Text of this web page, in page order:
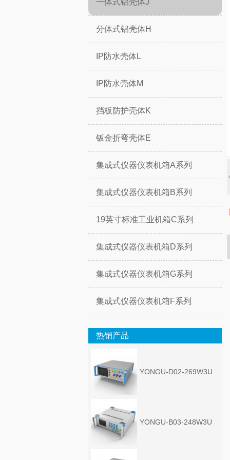
一体式铝壳体J
分体式铝壳体H
IP防水壳体L
IP防水壳体M
挡板防护壳体K
钣金折弯壳体E
集成式仪器仪表机箱A系列
集成式仪器仪表机箱B系列
19英寸标准工业机箱C系列
集成式仪器仪表机箱D系列
集成式仪器仪表机箱G系列
集成式仪器仪表机箱F系列
热销产品
YONGU-D02-269W3U
YONGU-B03-248W3U